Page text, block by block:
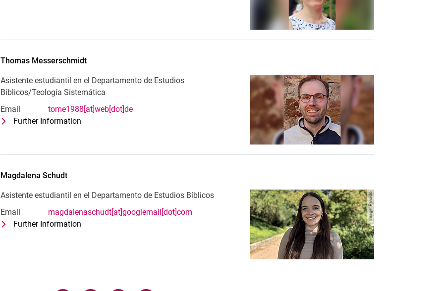
Asistente estudiantil en el Departamento de Estudios Bíblicos
Thomas Messerschmidt
Asistente estudiantil en el Departamento de Estudios
Bíblicos/Teología Sistemática
Email
tome1988[at]web[dot]de
Further Information
Asistente estudiantil en el Departamento de Estudios Bíblicos/Teología Sistemática
MagdalenaSchudt
Asistente estudiantil en el Departamento de Estudios Bíblicos
Email
magdalenaschudt[at]googlemail[dot]com
Further Information
Asistente estudiantil en el Departamento de Estudios Bíblicos
Image: Privado